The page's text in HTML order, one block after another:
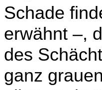
Schade
erwähnt –,
des
ganz